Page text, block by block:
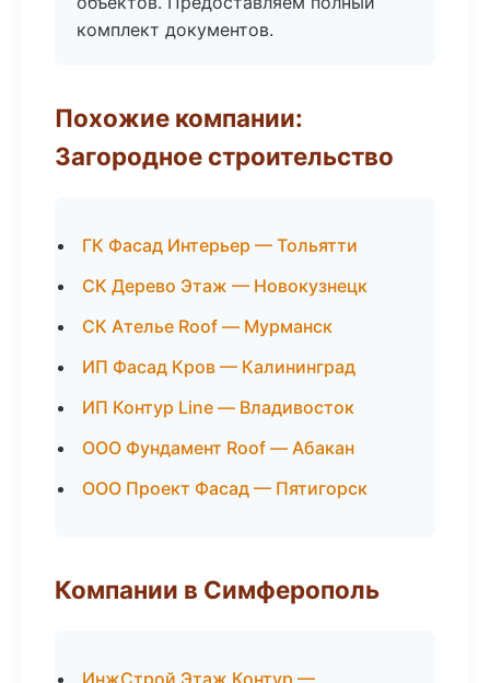
комплект документов.
Похожие компании:
Загородное строительство
ГК Фасад Интерьер — Тольятти
СК Дерево Этаж — Новокузнецк
СК Ателье Roof — Мурманск
ИП Фасад Кров — Калининград
ИП Контур Line — Владивосток
ООО Фундамент Roof — Абакан
ООО Проект Фасад — Пятигорск
Компании в Симферополь
ИнжСтрой Этаж Контур —